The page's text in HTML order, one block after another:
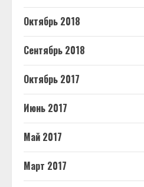
Октябрь 2018
Сентябрь 2018
Октябрь 2017
Июнь 2017
Май 2017
Март 2017